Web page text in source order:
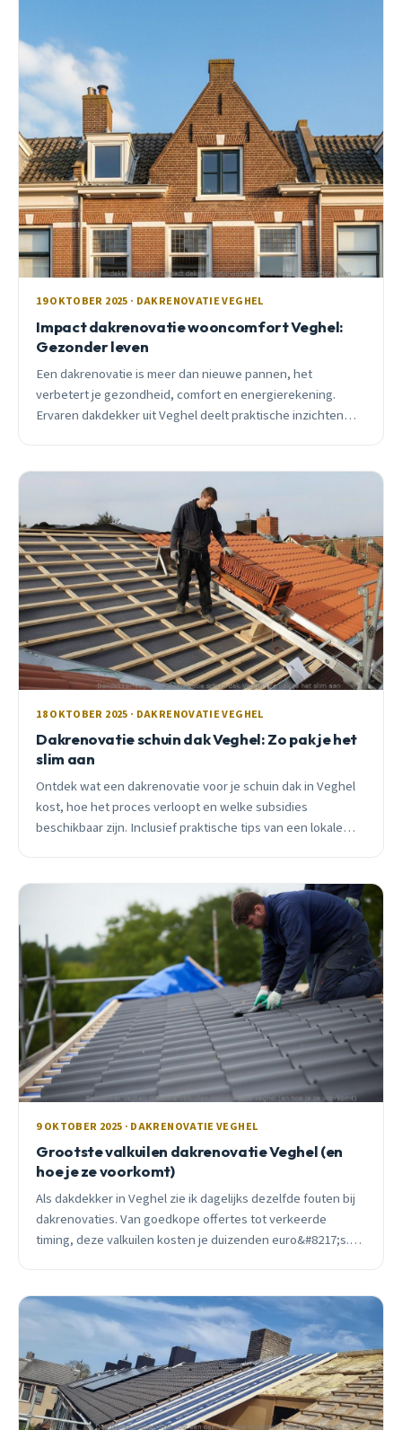
19 OKTOBER 2025 · DAKRENOVATIE VEGHEL
Impact dakrenovatie wooncomfort Veghel:
Gezonder leven
Een dakrenovatie is meer dan nieuwe pannen, het
verbetert je gezondheid, comfort en energierekening.
Ervaren dakdekker uit Veghel deelt praktische inzichten
18 OKTOBER 2025 · DAKRENOVATIE VEGHEL
Dakrenovatie schuin dak Veghel: Zo pak je het
slim aan
Ontdek wat een dakrenovatie voor je schuin dak in Veghel
kost, hoe het proces verloopt en welke subsidies
beschikbaar zijn. Inclusief praktische tips van een lokale
9 OKTOBER 2025 · DAKRENOVATIE VEGHEL
Grootste valkuilen dakrenovatie Veghel (en
hoe je ze voorkomt)
Als dakdekker in Veghel zie ik dagelijks dezelfde fouten bij
dakrenovaties. Van goedkope offertes tot verkeerde
timing, deze valkuilen kosten je duizenden euro&#8217;s.